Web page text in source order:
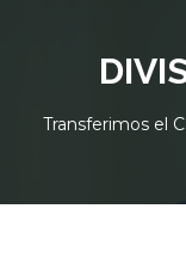
Transferimos el